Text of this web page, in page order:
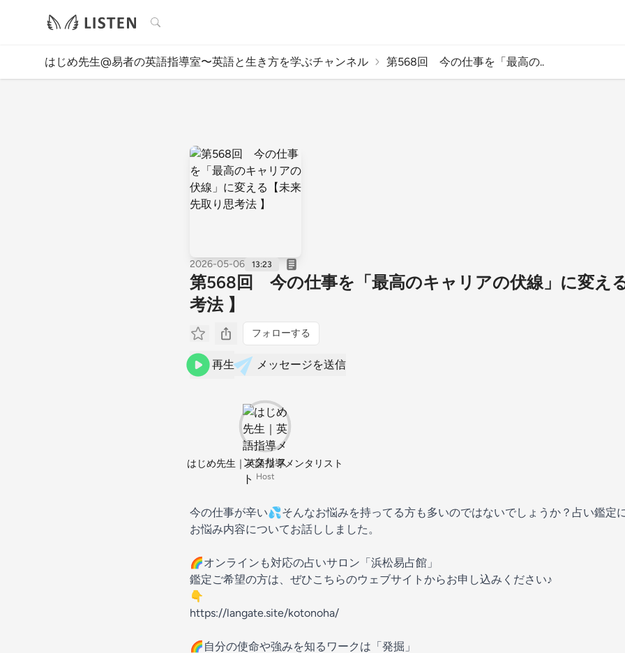
検索
はじめ先生@易者の英語指導室〜英語と生き方を学ぶチャンネル 第568回 今の仕事を「最高の..
2026-05-06 13:23
第568回 今の仕事を「最高のキャリアの伏線」に変え
考法 】
フォローする
再生 メッセージを送信
はじめ先生｜英語指導メンタリスト
Host
今の仕事が辛い💦そんなお悩みを持ってる方も多いのではないでしょうか？占い鑑定
お悩み内容についてお話ししました。
🌈オンラインも対応の占いサロン「浜松易占館」
鑑定ご希望の方は、ぜひこちらのウェブサイトからお申し込みください♪
👇
https://langate.site/kotonoha/
🌈自分の使命や強みを知るワークは「発掘」